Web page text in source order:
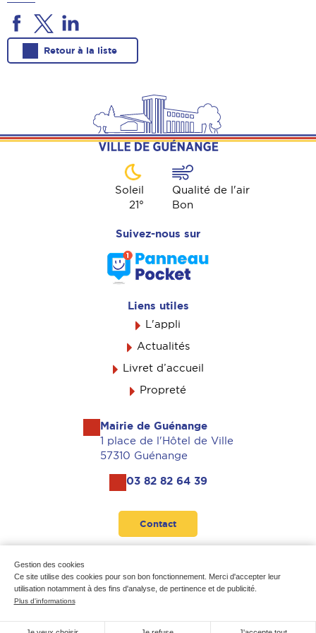
Gestion des cookies
Ce site utilise des cookies pour son bon fonctionnement. Merci d'accepter leur
utilisation notamment à des fins d'analyse, de pertinence et de publicité.
Plus d'informations
Retour à la liste
Soleil
21°
Qualité de l'air
Bon
Suivez-nous sur
Liens utiles
L'appli
Actualités
Livret d’accueil
Propreté
Mairie de Guénange
1 place de l'Hôtel de Ville
57310 Guénange
03 82 82 64 39
Contact